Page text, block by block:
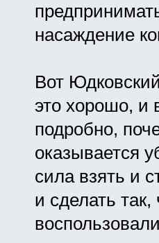
насаждение
Вот
это хорошо, и
подробно,
оказывается
сила взять и
и сделать